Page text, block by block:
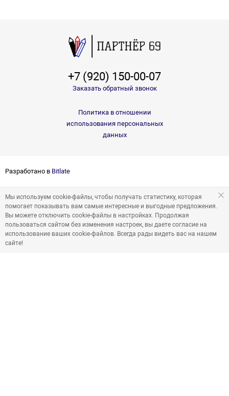
+7 (920) 150-00-07
Заказать обратный звонок
Политика в отношении
использования персональных
данных
Разработано в Bitlate
Мы используем cookie-файлы, чтобы получать статистику, которая
помогает показывать вам самые интересные и выгодные предложения.
Вы можете отключить cookie-файлы в настройках. Продолжая
пользоваться сайтом без изменения настроек, вы даете согласие на
использование ваших cookie-файлов. Всегда рады видеть вас на нашем
сайте!